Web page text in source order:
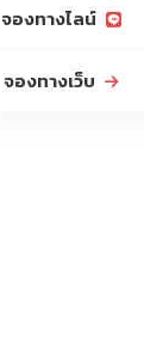
ะติกน้ำเกษตร
ฟฟิศ, เฟอร์นิเจอ
, โคมไฟตั้งโต๊ะ,
ก, โคมไฟ
น 100กิโลเมตร
จองทางไลน์
จองทางเว็บ